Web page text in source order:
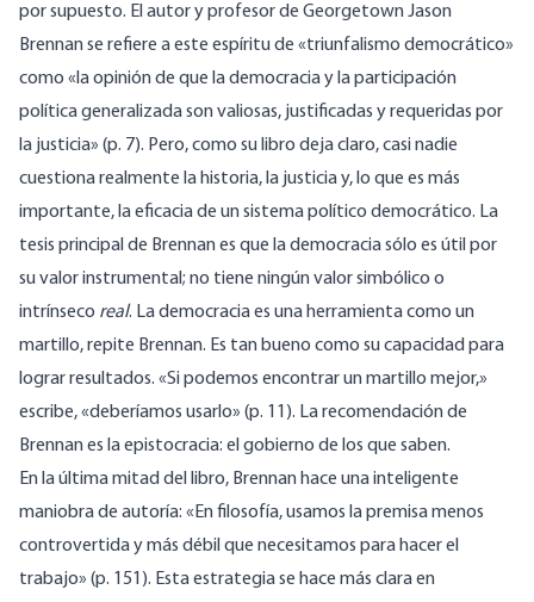
por supuesto. El autor y profesor de Georgetown Jason
Brennan se refiere a este espíritu de «triunfalismo democrático»
como «la opinión de que la democracia y la participación
política generalizada son valiosas, justificadas y requeridas por
la justicia» (p. 7). Pero, como su libro deja claro, casi nadie
cuestiona realmente la historia, la justicia y, lo que es más
importante, la eficacia de un sistema político democrático. La
tesis principal de Brennan es que la democracia sólo es útil por
su valor instrumental; no tiene ningún valor simbólico o
intrínseco real. La democracia es una herramienta como un
martillo, repite Brennan. Es tan bueno como su capacidad para
lograr resultados. «Si podemos encontrar un martillo mejor,»
escribe, «deberíamos usarlo» (p. 11). La recomendación de
Brennan es la epistocracia: el gobierno de los que saben.
En la última mitad del libro, Brennan hace una inteligente
maniobra de autoría: «En filosofía, usamos la premisa menos
controvertida y más débil que necesitamos para hacer el
trabajo» (p. 151). Esta estrategia se hace más clara en